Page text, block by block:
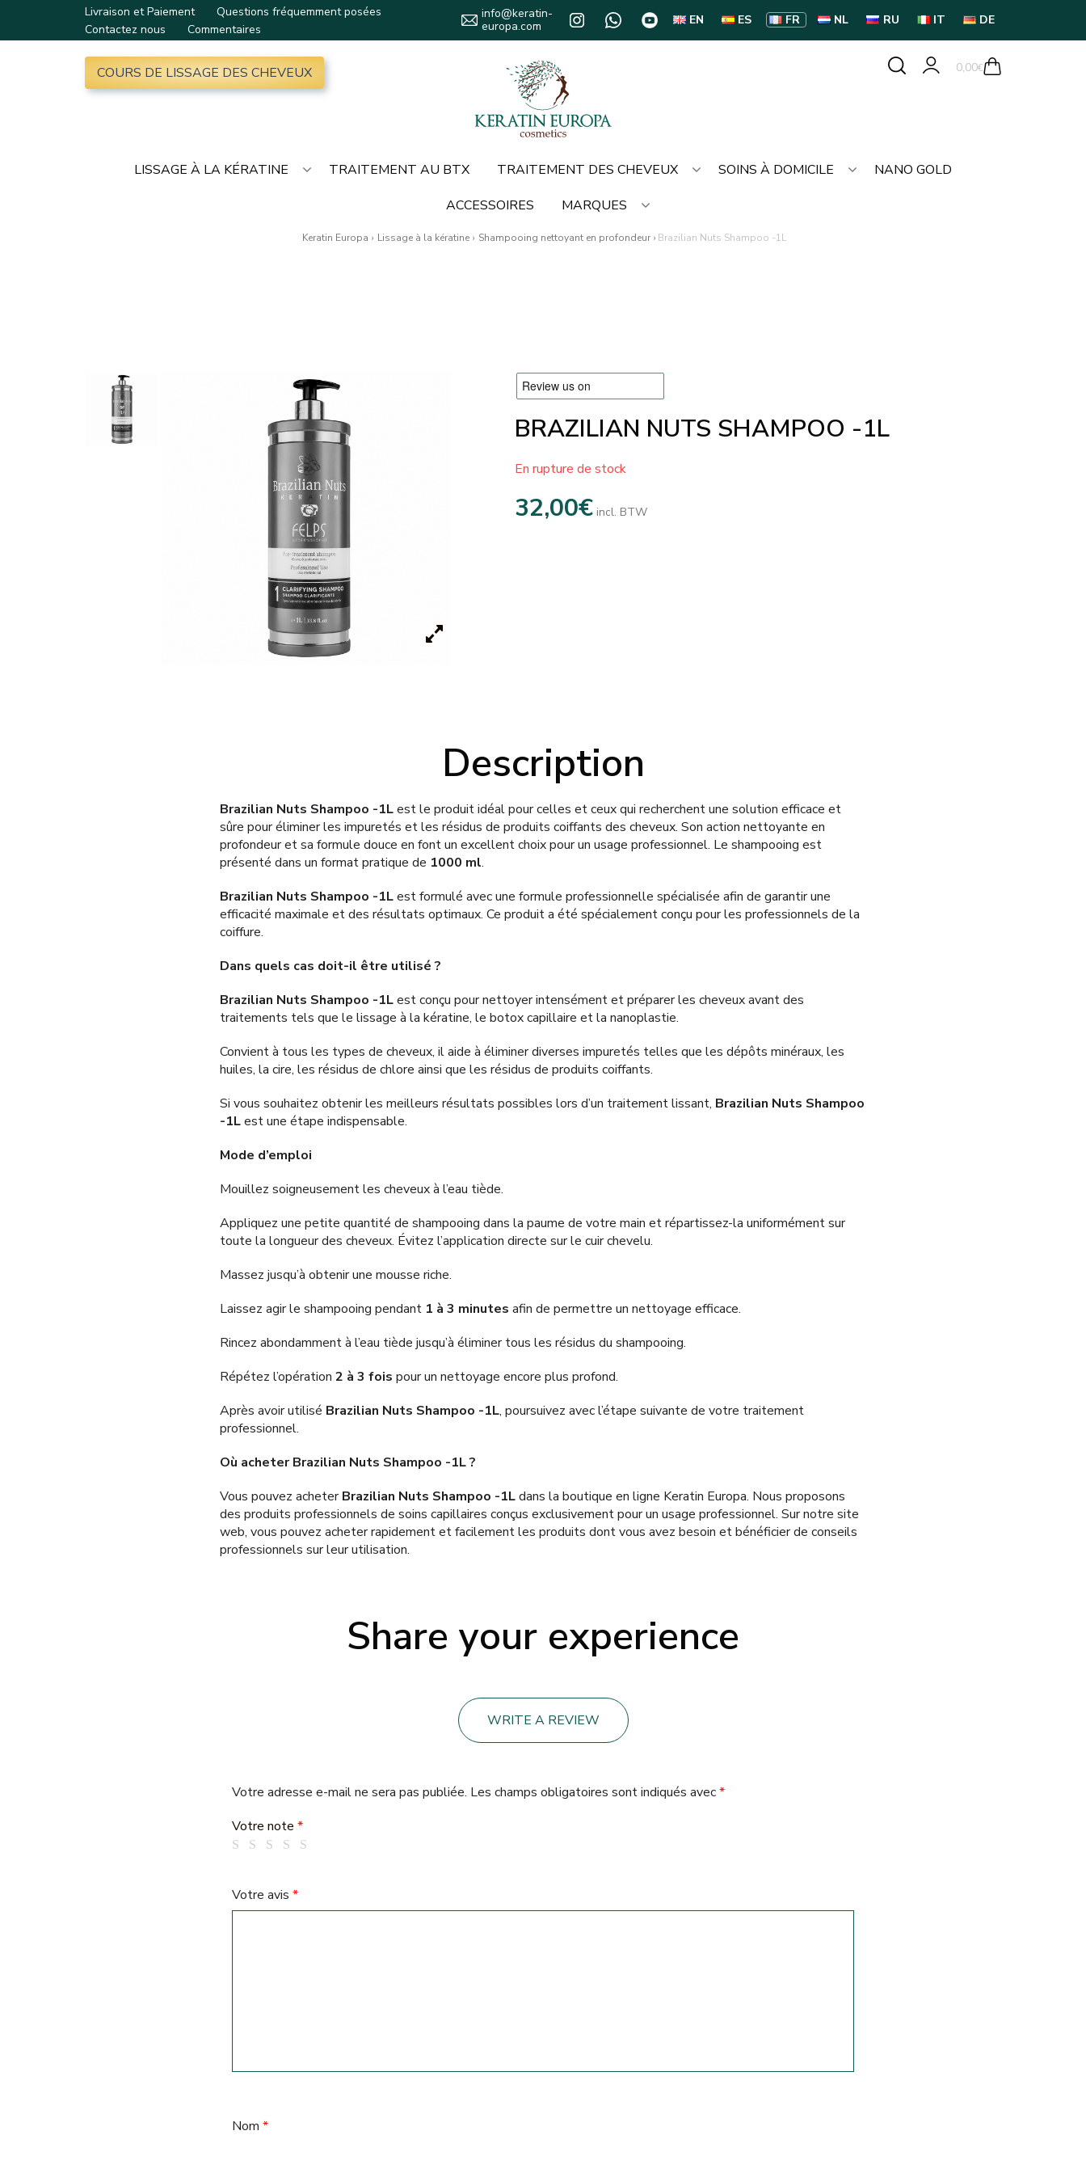
Livraison et Paiement
Questions fréquemment posées
Contactez nous
Commentaires
info@keratin-
europa.com
EN ES FR NL RU IT DE
COURS DE LISSAGE DES CHEVEUX 0,00€
LISSAGE À LA KÉRATINE TRAITEMENT AU BTX TRAITEMENT DES CHEVEUX SOINS À DOMICILE
NANO GOLD
ACCESSOIRES
MARQUES
Keratin Europa › Lissage à la kératine › Shampooing nettoyant en profondeur › Brazilian Nuts Shampoo -1L
BRAZILIAN NUTS SHAMPOO -1L
En rupture de stock
32,00€ incl. BTW
Description
Brazilian Nuts Shampoo -1Lest le produit idéal pour celles et ceux qui recherchent une solution efficace et
sûre pour éliminer les impuretés et les résidus de produits coiffants des cheveux. Son action nettoyante en
profondeur et sa formule douce en font un excellent choix pour un usage professionnel. Le shampooing est
présenté dans un format pratique de 1000 ml.
Brazilian Nuts Shampoo -1Lest formulé avec une formule professionnelle spécialisée afin de garantir une
efficacité maximale et des résultats optimaux. Ce produit a été spécialement conçu pour les professionnels de la
coiffure.
Dans quels cas doit-il être utilisé ?
Brazilian Nuts Shampoo -1Lest conçu pour nettoyer intensément et préparer les cheveux avant des
traitements tels que le lissage à la kératine, le botox capillaire et la nanoplastie.
Convient à tous les types de cheveux, il aide à éliminer diverses impuretés telles que les dépôts minéraux, les
huiles, la cire, les résidus de chlore ainsi que les résidus de produits coiffants.
Si vous souhaitez obtenir les meilleurs résultats possibles lors d’un traitement lissant, Brazilian Nuts Shampoo
-1Lest une étape indispensable.
Mode d’emploi
Mouillez soigneusement les cheveux à l’eau tiède.
Appliquez une petite quantité de shampooing dans la paume de votre main et répartissez-la uniformément sur
toute la longueur des cheveux. Évitez l’application directe sur le cuir chevelu.
Massez jusqu’à obtenir une mousse riche.
Laissez agir le shampooing pendant 1 à 3 minutes afin de permettre un nettoyage efficace.
Rincez abondamment à l’eau tiède jusqu’à éliminer tous les résidus du shampooing.
Répétez l’opération 2 à 3 fois pour un nettoyage encore plus profond.
Après avoir utilisé Brazilian Nuts Shampoo -1L, poursuivez avec l’étape suivante de votre traitement
professionnel.
Où acheter Brazilian Nuts Shampoo -1L ?
Vous pouvez acheterBrazilian Nuts Shampoo -1Ldans la boutique en ligne Keratin Europa. Nous proposons
des produits professionnels de soins capillaires conçus exclusivement pour un usage professionnel. Sur notre site
web, vous pouvez acheter rapidement et facilement les produits dont vous avez besoin et bénéficier de conseils
professionnels sur leur utilisation.
Share your experience
WRITE A REVIEW
Votre adresse e-mail ne sera pas publiée. Les champs obligatoires sont indiqués avec*
Votre note *
Votre avis *
Nom *